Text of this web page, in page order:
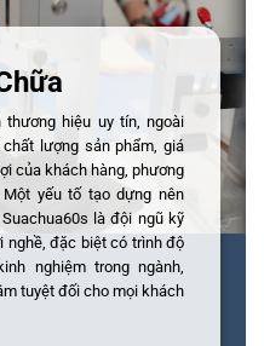
hiệu uy tín, ngoài
lượng sản phẩm, giá
của khách hàng, phương
yếu tố tạo dựng nên
là đội ngũ kỹ
nghề, đặc biệt có trình độ
nghiệm trong ngành,
tuyệt đối cho mọi khách